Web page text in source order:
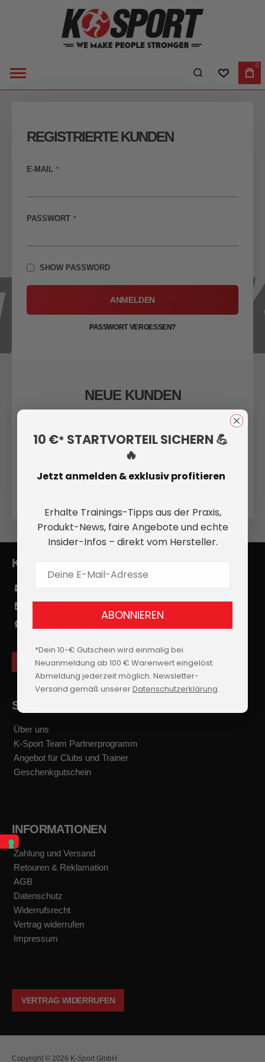
0
REGISTRIERTE KUNDEN
E-MAIL
PASSWORT
SHOW PASSWORD
ANMELDEN
PASSWORT VERGESSEN?
NEUE KUNDEN
Ein Konto zu erstellen hat viele Vorteile: schneller zur
Kasse gehen, mehr als eine Adresse speichern,
Bestellungen verfolgen und mehr.
EIN KONTO ERSTELLEN
KONTAKT
info@k-sport-de.de
o
k
i
n
s
t
r
m
y
o
u
t
e
t
i
k
t
SERVICE
Über uns
K-Sport Team Partnerprogramm
Angebot für Clubs und Trainer
Geschenkgutschein
INFORMATIONEN
Zahlung und Versand
Retouren & Reklamation
AGB
Datenschutz
Widerrufsrecht
Vertrag widerrufen
Impressum
VERTRAG WIDERRUFEN
Copyright © 2026 K-Sport GmbH
10 €* STARTVORTEIL SICHERN 💪
🔥
Jetzt anmelden & exklusiv profitieren
Erhalte Trainings-Tipps aus der Praxis,
Produkt-News, faire Angebote und echte
Insider-Infos – direkt vom Hersteller.
E-Mail Adresse
ABONNIEREN
*Dein 10-€ Gutschein wird einmalig bei
Neuanmeldung ab 100 € Warenwert eingelöst.
Abmeldung jederzeit möglich. Newsletter-
Versand gemäß unsererDatenschutzerklärung.